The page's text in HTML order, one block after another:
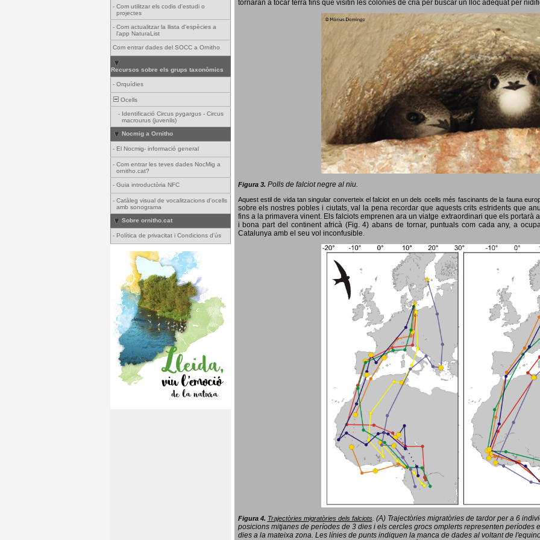
- Com utilitzar els codis d'estudi o
projectes
- Com actualitzar la llista d'espècies a
l'app NaturaList
Com entrar dades del SOCC a Ornitho
Recursos sobre els grups taxonòmics
- Orquídies
Ocells
- Identificació Circus pygargus - Circus
macrourus (juvenils)
Nocmig a Ornitho
- El Nocmig- informació general
- Com entrar les teves dades NocMig a
ornitho.cat?
- Guia introductòria NFC
- Catàleg visual de vocalitzacions d'ocells
amb sonograma
Sobre ornitho.cat
- Política de privacitat i Condicions d'ús
tornaran a tocar terra fins que visitin les colònies de cria per buscar un lloc adequat per
Figura 3. Polls de falciot negre al niu.
Aquest estil de vida tan singular converteix el falciot en un dels ocells més fascinants de la fauna
sobre els nostres pobles i ciutats, val la pena recordar que aquests crits estridents que
fins a la primavera vinent. Els falciots emprenen ara un viatge extraordinari que els portarà
i bona part del continent africà (Fig. 4) abans de tornar, puntuals com cada any, a
Catalunya amb el seu vol inconfusible.
Figura 4. Trajectòries migratòries dels falciots. (A) Trajectòries migratòries de tardor per a 6
posicions mitjanes de períodes de 3 dies i els cercles grocs omplerts representen períodes
dies a la mateixa zona. Les línies de punts indiquen la manca de dades al voltant de